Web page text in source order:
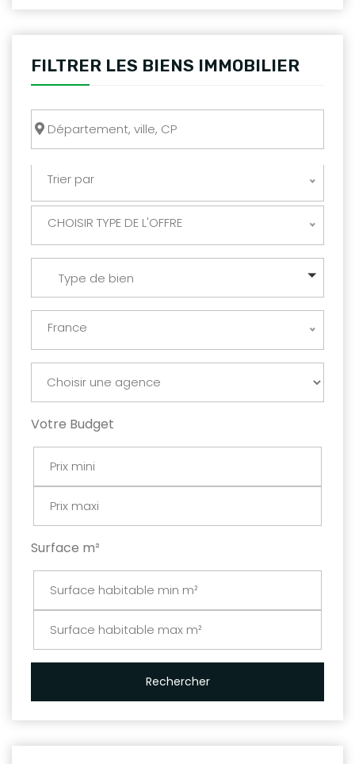
FILTRER LES BIENS IMMOBILIER
Trier par
CHOISIR TYPE DE L'OFFRE
Type de bien
France
Votre Budget
Surface m²
Rechercher